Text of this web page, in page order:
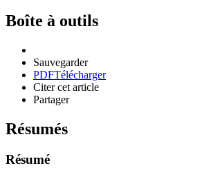
Boîte à outils
Sauvegarder
PDFTélécharger
Citer cet article
Partager
Résumés
Résumé